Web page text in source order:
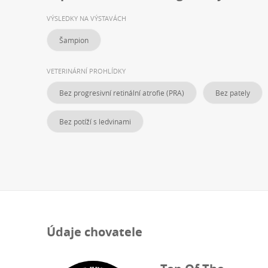
VÝSLEDKY NA VÝSTAVÁCH
Šampion
VETERINÁRNÍ PROHLÍDKY
Bez progresivní retinální atrofie (PRA) Bez pately
Bez potíží s ledvinami
Údaje chovatele